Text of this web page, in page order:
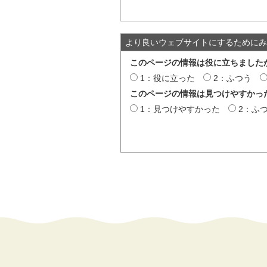
より良いウェブサイトにするために
このページの情報は役に立ちました
1：役に立った
2：ふつう
このページの情報は見つけやすかっ
1：見つけやすかった
2：ふ